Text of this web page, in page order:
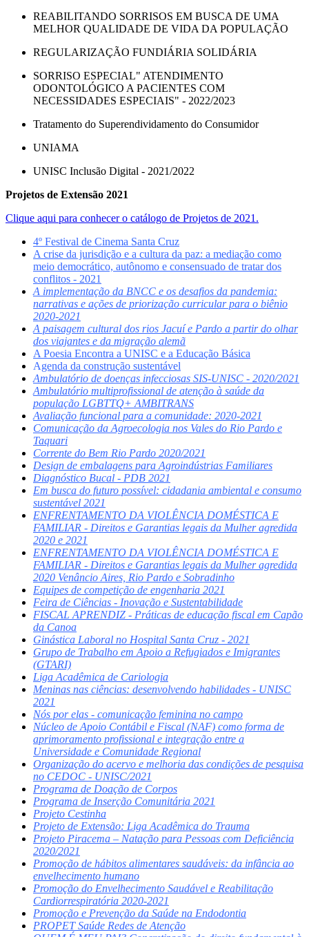
REABILITANDO SORRISOS EM BUSCA DE UMA
MELHOR QUALIDADE DE VIDA DA POPULAÇÃO
REGULARIZAÇÃO FUNDIÁRIA SOLIDÁRIA
SORRISO ESPECIAL" ATENDIMENTO
ODONTOLÓGICO A PACIENTES COM
NECESSIDADES ESPECIAIS" - 2022/2023
Tratamento do Superendividamento do Consumidor
UNIAMA
UNISC Inclusão Digital - 2021/2022
Projetos de Extensão 2021
Clique aqui para conhecer o catálogo de Projetos de 2021.
4º Festival de Cinema Santa Cruz
A crise da jurisdição e a cultura da paz: a mediação como
meio democrático, autônomo e consensuado de tratar dos
conflitos - 2021
A implementação da BNCC e os desafios da pandemia:
narrativas e ações de priorização curricular para o biênio
2020-2021
A paisagem cultural dos rios Jacuí e Pardo a partir do olhar
dos viajantes e da migração alemã
A Poesia Encontra a UNISC e a Educação Básica
Agenda da construção sustentável
Ambulatório de doenças infecciosas SIS-UNISC - 2020/2021
Ambulatório multiprofissional de atenção à saúde da
população LGBTTQ+ AMBITRANS
Avaliação funcional para a comunidade: 2020-2021
Comunicação da Agroecologia nos Vales do Rio Pardo e
Taquari
Corrente do Bem Rio Pardo 2020/2021
Design de embalagens para Agroindústrias Familiares
Diagnóstico Bucal - PDB 2021
Em busca do futuro possível: cidadania ambiental e consumo
sustentável 2021
ENFRENTAMENTO DA VIOLÊNCIA DOMÉSTICA E
FAMILIAR - Direitos e Garantias legais da Mulher agredida
2020 e 2021
ENFRENTAMENTO DA VIOLÊNCIA DOMÉSTICA E
FAMILIAR - Direitos e Garantias legais da Mulher agredida
2020 Venâncio Aires, Rio Pardo e Sobradinho
Equipes de competição de engenharia 2021
Feira de Ciências - Inovação e Sustentabilidade
FISCAL APRENDIZ - Práticas de educação fiscal em Capão
da Canoa
Ginástica Laboral no Hospital Santa Cruz - 2021
Grupo de Trabalho em Apoio a Refugiados e Imigrantes
(GTARI)
Liga Acadêmica de Cariologia
Meninas nas ciências: desenvolvendo habilidades - UNISC
2021
Nós por elas - comunicação feminina no campo
Núcleo de Apoio Contábil e Fiscal (NAF) como forma de
aprimoramento profissional e integração entre a
Universidade e Comunidade Regional
Organização do acervo e melhoria das condições de pesquisa
no CEDOC - UNISC/2021
Programa de Doação de Corpos
Programa de Inserção Comunitária 2021
Projeto Cestinha
Projeto de Extensão: Liga Acadêmica do Trauma
Projeto Piracema – Natação para Pessoas com Deficiência
2020/2021
Promoção de hábitos alimentares saudáveis: da infância ao
envelhecimento humano
Promoção do Envelhecimento Saudável e Reabilitação
Cardiorrespiratória 2020-2021
Promoção e Prevenção da Saúde na Endodontia
PROPET Saúde Redes de Atenção